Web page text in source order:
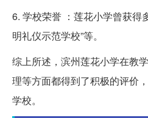
6. 学校荣誉 ：莲花小学曾获得
明礼仪示范学校”等。
综上所述，滨州莲花小学在教
理等方面都得到了积极的评价
学校。